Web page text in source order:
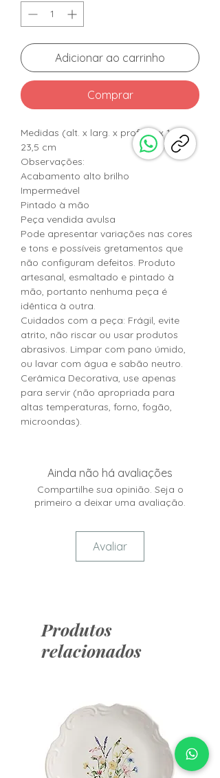
Adicionar ao carrinho
Comprar
Medidas (alt. x larg. x prof.): 2 x 12 x
23,5 cm
Observações:
Acabamento alto brilho
Impermeável
Pintado à mão
Peça vendida avulsa
Pode apresentar variações nas cores
e tons e possíveis gretamentos que
não configuram defeitos. Produto
artesanal, esmaltado e pintado à
mão, portanto nenhuma peça é
idêntica à outra.
Cuidados com a peça: Frágil, evite
atrito, não riscar ou usar produtos
abrasivos. Limpar com pano úmido,
ou lavar com água e sabão neutro.
Cerâmica Decorativa, use apenas
para servir (não apropriada para
altas temperaturas, forno, fogão,
microondas).
Ainda não há avaliações
Compartilhe sua opinião. Seja o
primeiro a deixar uma avaliação.
Avaliar
Produtos
relacionados